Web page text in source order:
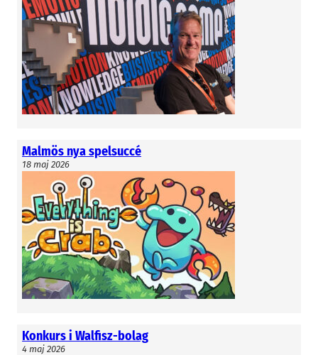
Malmös nya spelsuccé
18 maj 2026
Konkurs i Walfisz-bolag
4 maj 2026